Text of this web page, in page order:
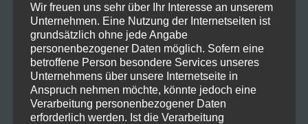
KONTAKT
DEINE TANZSCHULE
im Schloss Immenstadt
Marienplatz 12
87509 Immenstadt
Wir freuen uns sehr über Ihr Interesse an unserem
Unternehmen. Eine Nutzung der Internetseiten ist
grundsätzlich ohne jede Angabe
personenbezogener Daten möglich. Sofern eine
betroffene Person besondere Services unseres
Unternehmens über unsere Internetseite in
Anspruch nehmen möchte, könnte jedoch eine
Verarbeitung personenbezogener Daten
erforderlich werden. Ist die Verarbeitung